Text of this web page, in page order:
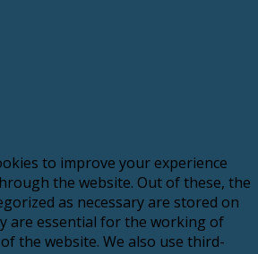
to improve your experience
the website. Out of these, the
as necessary are stored on
are essential for the working of
the website. We also use third-